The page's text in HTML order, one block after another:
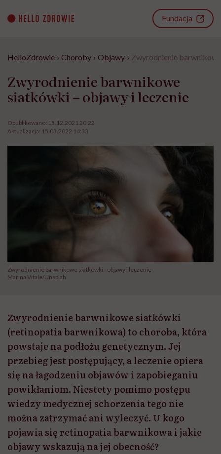
content
Fundacja
HelloZdrowie › Choroby › Objawy › Zwyrodnienie
Zwyrodnienie barwnikowe
siatkówki – objawy i leczenie
Opublikowano: 15.12.2021 20:22
Aktualizacja: 15.03.2022 14:33
Zwyrodnienie barwnikowe siatkówki - objawy i leczenie
Marina Vitale/Unsplah
Zwyrodnienie barwnikowe siatkówki
(retinopatia barwnikowa) to choroba, która
powstaje na podłożu genetycznym. Jej
przebieg jest postępujący, a leczenie opiera
się na łagodzeniu objawów i zapobieganiu
powikłaniom. Niestety pomimo postępu
wiedzy medycznej schorzenia tego nie
można zatrzymać ani wyleczyć. U kogo
pojawia się retinopatia barwnikowa i jakie
objawy wskazują na jej obecność?